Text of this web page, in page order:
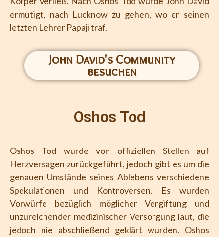
ermutigt, nach Lucknow zu gehen, wo er seinen
letzten Lehrer Papaji traf.
John David's Community
besuchen
Oshos Tod
Oshos Tod wurde von offiziellen Stellen auf
Herzversagen zurückgeführt, jedoch gibt es um die
genauen Umstände seines Ablebens verschiedene
Spekulationen und Kontroversen. Es wurden
Vorwürfe bezüglich möglicher Vergiftung und
unzureichender medizinischer Versorgung laut, die
jedoch nie abschließend geklärt wurden. Oshos